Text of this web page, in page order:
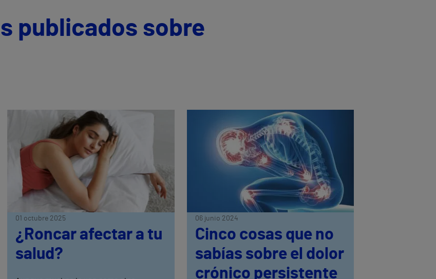
publicados sobre
01 octubre 2025
¿Roncar afectar a tu
salud?
06 junio 2024
Cinco cosas que no
sabías sobre el dolor
crónico persistente